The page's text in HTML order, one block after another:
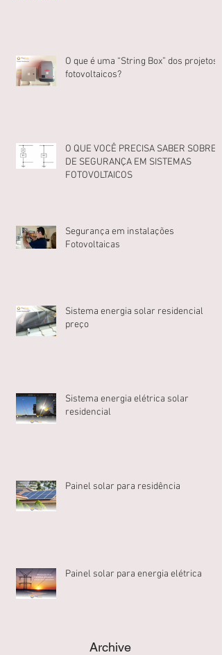
O que é uma “String Box” dos projetos
fotovoltaicos?
O QUE VOCÊ PRECISA SABER SOBRE
DE SEGURANÇA EM SISTEMAS
FOTOVOLTAICOS
Segurança em instalações
Fotovoltaicas
Sistema energia solar residencial
preço
Sistema energia elétrica solar
residencial
Painel solar para residência
Painel solar para energia elétrica
Archive